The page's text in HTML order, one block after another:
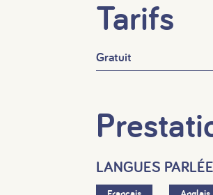
Tarifs
Gratuit
LANGUES